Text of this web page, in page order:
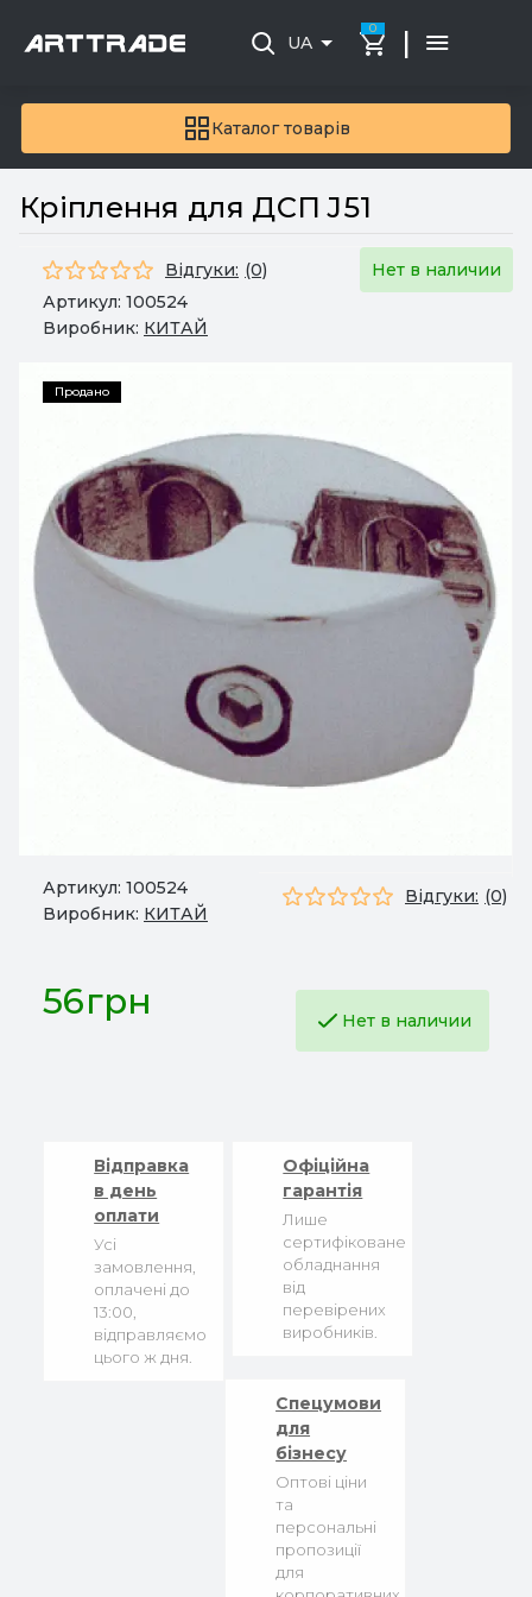
Каталог товарів
UA
0 |
Кріплення для ДСП J51
Відгуки: (0)
Нет в наличии
Артикул: 100524
Виробник: КИТАЙ
Продано
Артикул: 100524
Виробник: КИТАЙ
Відгуки: (0)
56грн Нет в наличии
Відправка
в день
оплати
Усі
замовлення,
оплачені до
13:00,
відправляємо
цього ж дня.
Офіційна
гарантія
Лише
сертифіковане
обладнання
від
перевірених
виробників.
Спецумови
для
бізнесу
Оптові ціни
та
персональні
пропозиції
для